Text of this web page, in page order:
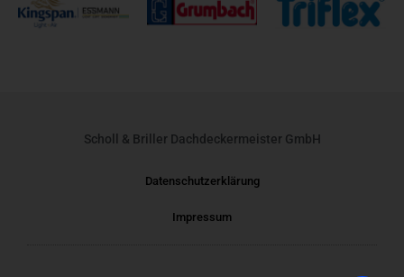
Scholl & Briller Dachdeckermeister GmbH
Datenschutzerklärung
Impressum